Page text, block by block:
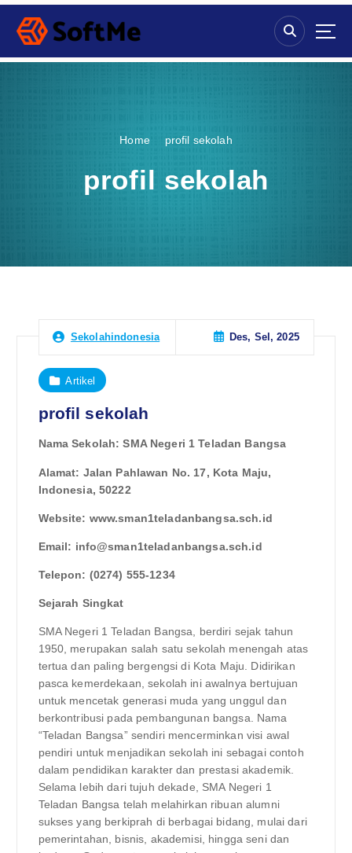
S
p
Home profil sekolah
profil sekolah
Sekolahindonesia Des, Sel, 2025
Artikel
profil sekolah
Nama Sekolah: SMA Negeri 1 Teladan Bangsa
Alamat: Jalan Pahlawan No. 17, Kota Maju,
Indonesia, 50222
Website: www.sman1teladanbangsa.sch.id
Email: info@sman1teladanbangsa.sch.id
Telepon: (0274) 555-1234
Sejarah Singkat
SMA Negeri 1 Teladan Bangsa, berdiri sejak tahun
1950, merupakan salah satu sekolah menengah atas
tertua dan paling bergengsi di Kota Maju. Didirikan
pasca kemerdekaan, sekolah ini awalnya bertujuan
untuk mencetak generasi muda yang unggul dan
berkontribusi pada pembangunan bangsa. Nama
“Teladan Bangsa” sendiri mencerminkan visi awal
pendiri untuk menjadikan sekolah ini sebagai contoh
dalam pendidikan karakter dan prestasi akademik.
Selama lebih dari tujuh dekade, SMA Negeri 1
Teladan Bangsa telah melahirkan ribuan alumni
sukses yang berkiprah di berbagai bidang, mulai dari
pemerintahan, bisnis, akademisi, hingga seni dan